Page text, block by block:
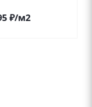
₽/м2